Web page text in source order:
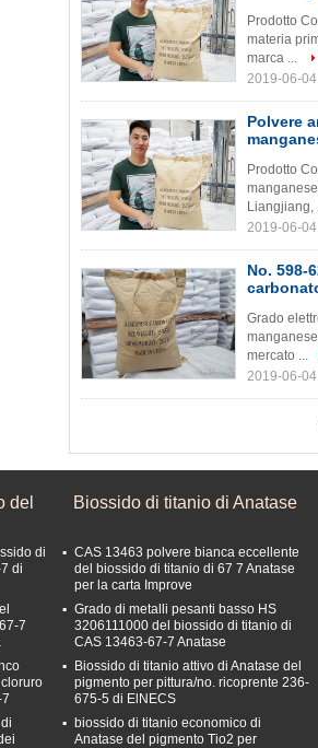
Prodotto
materia
marca ...
2019-06-
Polvere
Prodotto
Liangjiang,
2019-06-
No. 598-
Grado
mercato ...
2019-06-
del
di
di
7
Biossido di titanio di Anatase
CAS 13463 polvere bianca eccellente
del biossido di titanio di 67 7 Anatase
per la carta Improve
Grado di metalli pesanti basso HS
3206111000 del biossido di titanio di
CAS 13463-67-7 Anatase
Biossido di titanio attivo di Anatase del
pigmento per pittura/no. ricoprente 236-
675-5 di ElNECS
biossido di titanio economico di
Anatase del pigmento Tio2 per